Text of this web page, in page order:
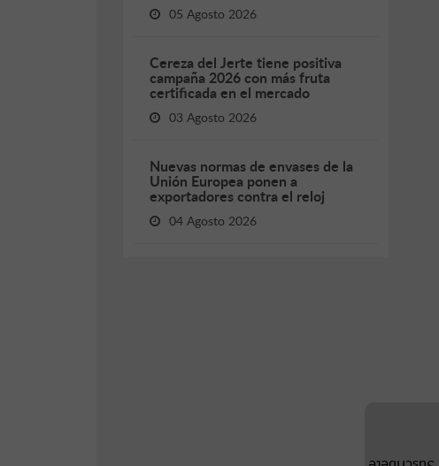
05 Agosto 2026
Cereza del Jerte tiene positiva
campaña 2026 con más fruta
certificada en el mercado
03 Agosto 2026
Nuevas normas de envases de la
Unión Europea ponen a
exportadores contra el reloj
04 Agosto 2026